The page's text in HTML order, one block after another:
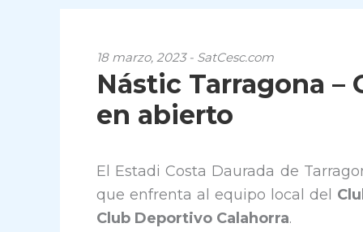
18 marzo, 2023 - SatCesc.com
Nástic Tarragona –
en abierto
El Estadi Costa Daurada de
que enfrenta al equipo local del
Club Deportivo Calahorra.